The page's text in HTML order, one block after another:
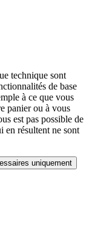
technique sont
de base
à ce que vous
panier ou à vous
est pas possible de
en résultent ne sont
uniquement